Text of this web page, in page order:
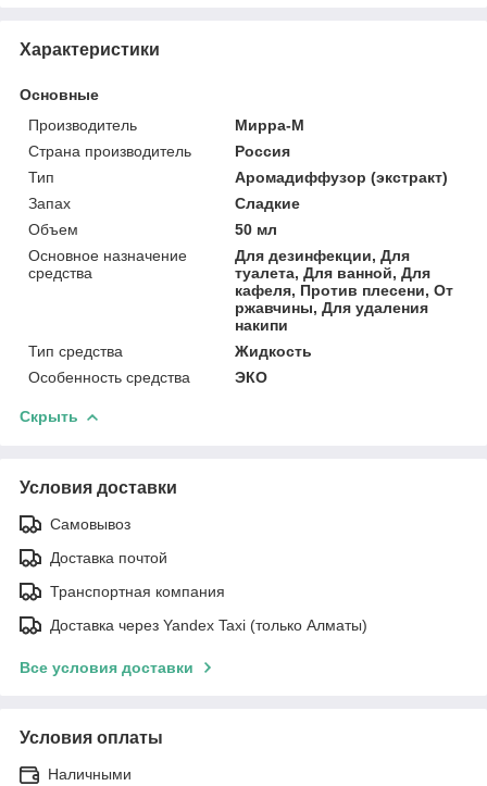
Характеристики
Основные
Производитель
Мирра-М
Страна производитель
Россия
Тип
Аромадиффузор (экстракт)
Запах
Сладкие
Объем
50 мл
Основное назначение
средства
Для дезинфекции, Для
туалета, Для ванной, Для
кафеля, Против плесени, От
ржавчины, Для удаления
накипи
Тип средства
Жидкость
Особенность средства
ЭКО
Скрыть
Условия доставки
Самовывоз
Доставка почтой
Транспортная компания
Доставка через Yandex Taxi (только Алматы)
Все условия доставки
Условия оплаты
Наличными